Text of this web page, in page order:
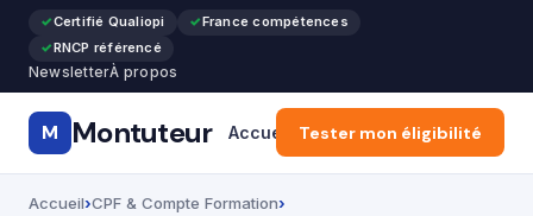
Certifié Qualiopi
France compétences
RNCP référencé
NewsletterÀ propos
M Montuteur Accueil Formation Pro & Cours
Tester mon éligibilité
Accueil CPF & Compte Formation